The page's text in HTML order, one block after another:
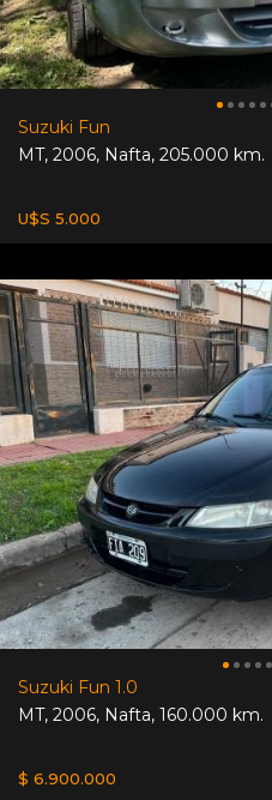
Suzuki Fun
MT, 2006, Nafta, 205.000 km.
U$S 5.000
Suzuki Fun 1.0
MT, 2006, Nafta, 160.000 km.
$ 6.900.000